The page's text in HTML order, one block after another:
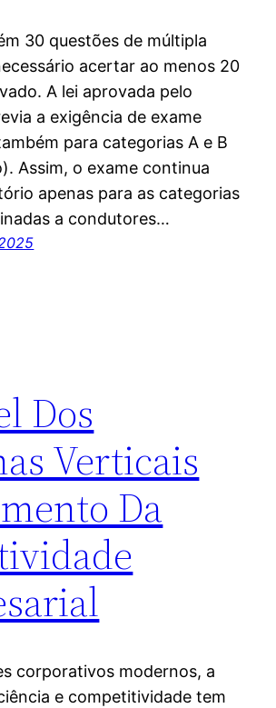
30 questões de múltipla
acertar ao menos 20
A lei aprovada pelo
a exigência de exame
para categorias A e B
Assim, o exame continua
apenas para as categorias
a condutores…
Dos
Verticais
Da
corporativos modernos, a
e competitividade tem